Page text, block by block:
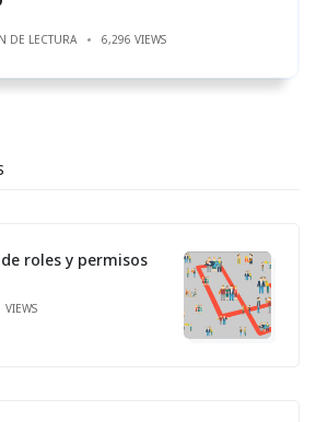
DE LECTURA 6,296 VIEWS
roles y permisos